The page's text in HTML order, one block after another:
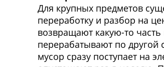
Для крупных предметов
переработку и разбор на
возвращают какую-то
перерабатывают по другой
мусор сразу поступает на